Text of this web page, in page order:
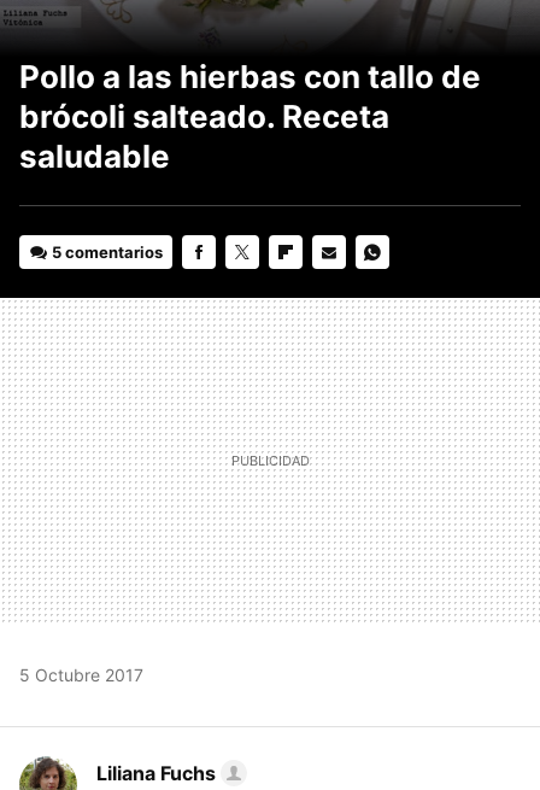
Pollo a las hierbas con tallo de
brócoli salteado. Receta
saludable
5 comentarios
MAIL
5 Octubre 2017
Liliana Fuchs